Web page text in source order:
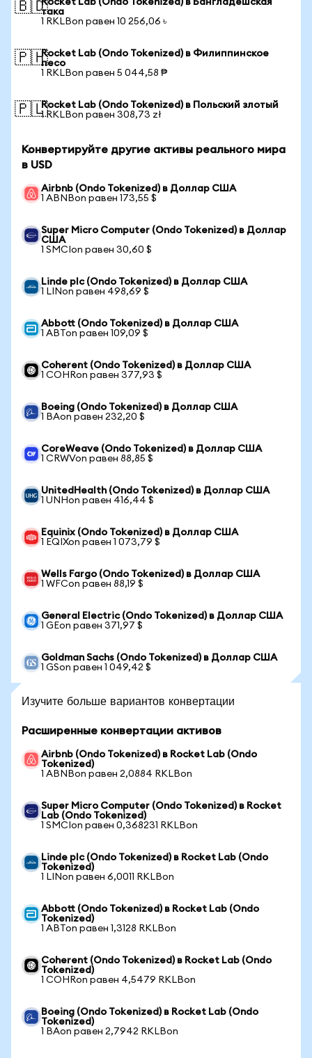
🇧🇩Rocket Lab (Ondo Tokenized) в Бангладешская
така
1 RKLBon равен 10 256,06 ৳
🇵🇭Rocket Lab (Ondo Tokenized) в Филиппинское
песо
1 RKLBon равен 5 044,58 ₱
🇵🇱Rocket Lab (Ondo Tokenized) в Польский злотый
1 RKLBon равен 308,73 zł
Конвертируйте другие активы реального мира
в USD
Airbnb (Ondo Tokenized) в Доллар США
1 ABNBon равен 173,55 $
Super Micro Computer (Ondo Tokenized) в Доллар
США
1 SMCIon равен 30,60 $
Linde plc (Ondo Tokenized) в Доллар США
1 LINon равен 498,69 $
Abbott (Ondo Tokenized) в Доллар США
1 ABTon равен 109,09 $
Coherent (Ondo Tokenized) в Доллар США
1 COHRon равен 377,93 $
Boeing (Ondo Tokenized) в Доллар США
1 BAon равен 232,20 $
CoreWeave (Ondo Tokenized) в Доллар США
1 CRWVon равен 88,85 $
UnitedHealth (Ondo Tokenized) в Доллар США
1 UNHon равен 416,44 $
Equinix (Ondo Tokenized) в Доллар США
1 EQIXon равен 1 073,79 $
Wells Fargo (Ondo Tokenized) в Доллар США
1 WFCon равен 88,19 $
General Electric (Ondo Tokenized) в Доллар США
1 GEon равен 371,97 $
Goldman Sachs (Ondo Tokenized) в Доллар США
1 GSon равен 1 049,42 $
Изучите больше вариантов конвертации
Расширенные конвертации активов
Airbnb (Ondo Tokenized) в Rocket Lab (Ondo
Tokenized)
1 ABNBon равен 2,0884 RKLBon
Super Micro Computer (Ondo Tokenized) в Rocket
Lab (Ondo Tokenized)
1 SMCIon равен 0,368231 RKLBon
Linde plc (Ondo Tokenized) в Rocket Lab (Ondo
Tokenized)
1 LINon равен 6,0011 RKLBon
Abbott (Ondo Tokenized) в Rocket Lab (Ondo
Tokenized)
1 ABTon равен 1,3128 RKLBon
Coherent (Ondo Tokenized) в Rocket Lab (Ondo
Tokenized)
1 COHRon равен 4,5479 RKLBon
Boeing (Ondo Tokenized) в Rocket Lab (Ondo
Tokenized)
1 BAon равен 2,7942 RKLBon